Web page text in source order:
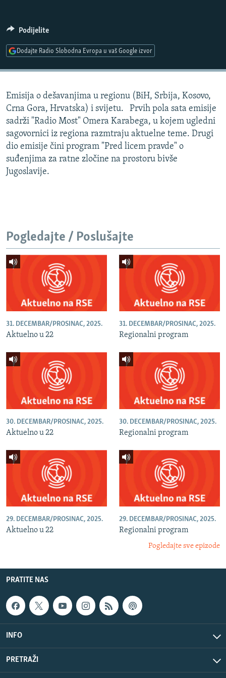
DNEVNO@RSE
SPECIJALI RSE
POPLAVE I KLIZIŠTA U BIH 2024.
TV LIBERTY
POST SCRIPTUM
MOJA EVROPA
TRI DECENIJE OD RATA U BIH
PRATITE NAS
Sve RFE/RL stranice
Podijelite
Dodajte Radio Slobodna Evropa u vaš Google izvor
Emisija o dešavanjima u regionu (BiH, Srbija, Kosovo,
Crna Gora, Hrvatska) i svijetu. Prvih pola sata emisije
sadrži "Radio Most" Omera Karabega, u kojem ugledni
sagovornici iz regiona razmtraju aktuelne teme. Drugi
dio emisije čini program "Pred licem pravde" o
suđenjima za ratne zločine na prostoru bivše
Jugoslavije.
Pogledajte / Poslušajte
31. DECEMBAR/PROSINAC, 2025.
Aktuelno u 22
31. DECEMBAR/PROSINAC, 2025.
Regionalni program
30. DECEMBAR/PROSINAC, 2025.
Aktuelno u 22
30. DECEMBAR/PROSINAC, 2025.
Regionalni program
29. DECEMBAR/PROSINAC, 2025.
Aktuelno u 22
29. DECEMBAR/PROSINAC, 2025.
Regionalni program
Pogledajte sve epizode
PRATITE NAS
INFO
PRETRAŽI